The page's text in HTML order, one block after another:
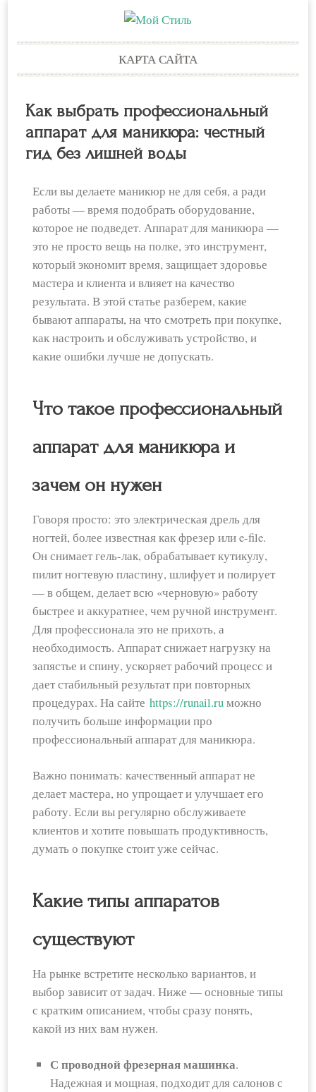
to
КАРТА САЙТА
Как выбрать профессиональный
аппарат для маникюра: честный
гид без лишней воды
Если вы делаете маникюр не для себя, а ради
работы — время подобрать оборудование,
которое не подведет. Аппарат для маникюра —
это не просто вещь на полке, это инструмент,
который экономит время, защищает здоровье
мастера и клиента и влияет на качество
результата. В этой статье разберем, какие
бывают аппараты, на что смотреть при покупке,
как настроить и обслуживать устройство, и
какие ошибки лучше не допускать.
Что такое профессиональный
аппарат для маникюра и
зачем он нужен
Говоря просто: это электрическая дрель для
ногтей, более известная как фрезер или e-file.
Он снимает гель-лак, обрабатывает кутикулу,
пилит ногтевую пластину, шлифует и полирует
— в общем, делает всю «черновую» работу
быстрее и аккуратнее, чем ручной инструмент.
Для профессионала это не прихоть, а
необходимость. Аппарат снижает нагрузку на
запястье и спину, ускоряет рабочий процесс и
дает стабильный результат при повторных
процедурах. На сайтеhttps://runail.ruможно
получить больше информации про
профессиональный аппарат для маникюра.
Важно понимать: качественный аппарат не
делает мастера, но упрощает и улучшает его
работу. Если вы регулярно обслуживаете
клиентов и хотите повышать продуктивность,
думать о покупке стоит уже сейчас.
Какие типы аппаратов
существуют
На рынке встретите несколько вариантов, и
выбор зависит от задач. Ниже — основные типы
с кратким описанием, чтобы сразу понять,
какой из них вам нужен.
С проводной фрезерная машинка.
Надежная и мощная, подходит для салонов с